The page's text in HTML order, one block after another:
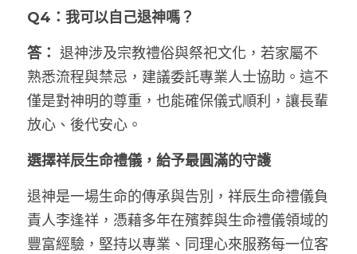
Q4：我可以自己退神嗎？
答： 退神涉及宗教禮俗與祭祀文化，若家屬不
熟悉流程與禁忌，建議委託專業人士協助。這不
僅是對神明的尊重，也能確保儀式順利，讓長輩
放心、後代安心。
選擇祥辰生命禮儀，給予最圓滿的守護
退神是一場生命的傳承與告別，祥辰生命禮儀負
責人李逢祥，憑藉多年在殯葬與生命禮儀領域的
豐富經驗，堅持以專業、同理心來服務每一位客